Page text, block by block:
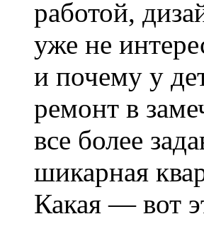
работой,
уже не
и почему у
ремонт в
все более
шикарная
Какая — вот